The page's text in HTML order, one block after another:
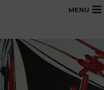
MENU